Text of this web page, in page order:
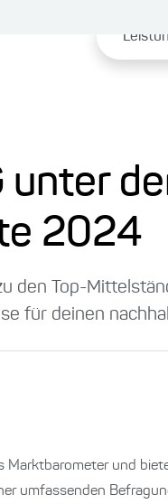
2024
den Top-
für deinen
Marktbarometer und
umfassenden